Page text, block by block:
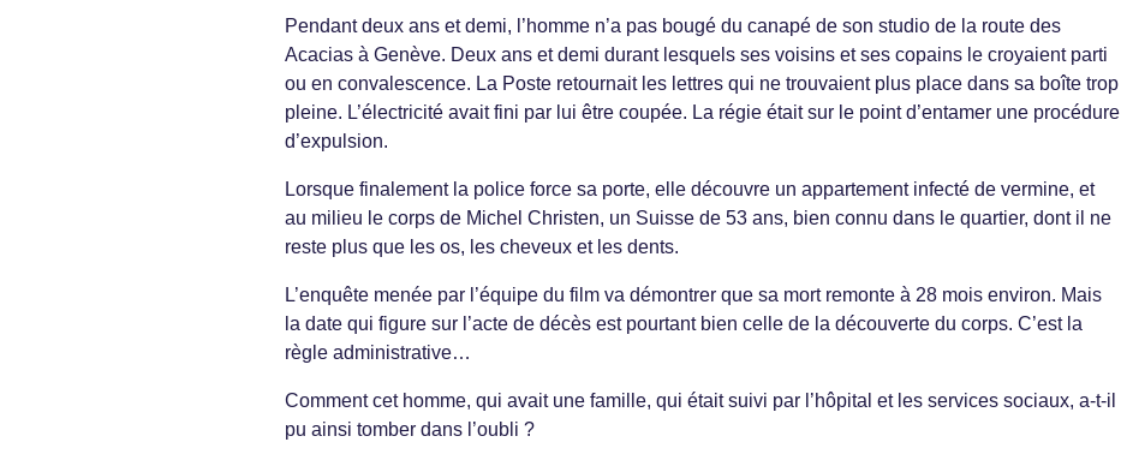
Pendant deux ans et demi, l’homme n’a pas bougé du canapé de son studio de la route des
Acacias à Genève. Deux ans et demi durant lesquels ses voisins et ses copains le croyaient parti
ou en convalescence. La Poste retournait les lettres qui ne trouvaient plus place dans sa boîte trop
pleine. L’électricité avait fini par lui être coupée. La régie était sur le point d’entamer une procédure
d’expulsion.
Lorsque finalement la police force sa porte, elle découvre un appartement infecté de vermine, et
au milieu le corps de Michel Christen, un Suisse de 53 ans, bien connu dans le quartier, dont il ne
reste plus que les os, les cheveux et les dents.
L’enquête menée par l’équipe du film va démontrer que sa mort remonte à 28 mois environ. Mais
la date qui figure sur l’acte de décès est pourtant bien celle de la découverte du corps. C’est la
règle administrative…
Comment cet homme, qui avait une famille, qui était suivi par l’hôpital et les services sociaux, a-t-il
pu ainsi tomber dans l’oubli ?